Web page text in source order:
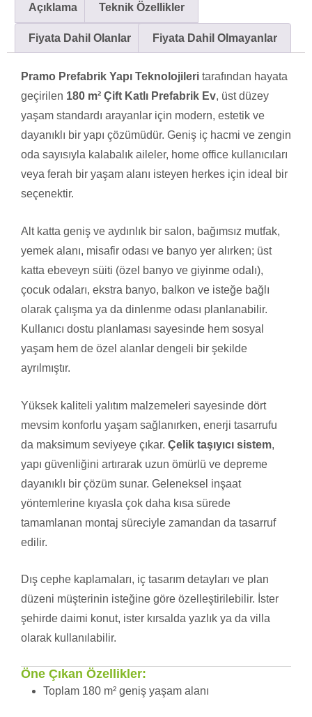
Açıklama Teknik Özellikler
Fiyata Dahil Olanlar Fiyata Dahil Olmayanlar
Pramo Prefabrik Yapı Teknolojileri tarafından hayata
geçirilen 180 m² Çift Katlı Prefabrik Ev, üst düzey
yaşam standardı arayanlar için modern, estetik ve
dayanıklı bir yapı çözümüdür. Geniş iç hacmi ve zengin
oda sayısıyla kalabalık aileler, home office kullanıcıları
veya ferah bir yaşam alanı isteyen herkes için ideal bir
seçenektir.
Alt katta geniş ve aydınlık bir salon, bağımsız mutfak,
yemek alanı, misafir odası ve banyo yer alırken; üst
katta ebeveyn süiti (özel banyo ve giyinme odalı),
çocuk odaları, ekstra banyo, balkon ve isteğe bağlı
olarak çalışma ya da dinlenme odası planlanabilir.
Kullanıcı dostu planlaması sayesinde hem sosyal
yaşam hem de özel alanlar dengeli bir şekilde
ayrılmıştır.
Yüksek kaliteli yalıtım malzemeleri sayesinde dört
mevsim konforlu yaşam sağlanırken, enerji tasarrufu
da maksimum seviyeye çıkar. Çelik taşıyıcı sistem,
yapı güvenliğini artırarak uzun ömürlü ve depreme
dayanıklı bir çözüm sunar. Geleneksel inşaat
yöntemlerine kıyasla çok daha kısa sürede
tamamlanan montaj süreciyle zamandan da tasarruf
edilir.
Dış cephe kaplamaları, iç tasarım detayları ve plan
düzeni müşterinin isteğine göre özelleştirilebilir. İster
şehirde daimi konut, ister kırsalda yazlık ya da villa
olarak kullanılabilir.
Öne Çıkan Özellikler:
Toplam 180 m² geniş yaşam alanı